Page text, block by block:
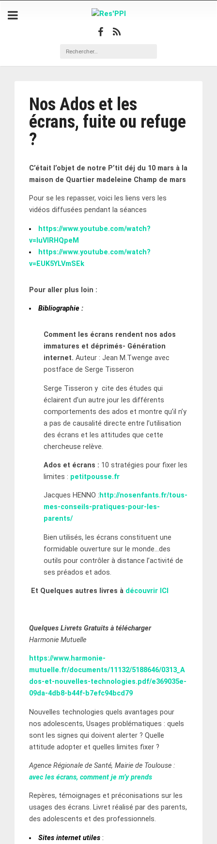
Nos Ados et les
écrans, fuite ou refuge
?
C’était l’objet de notre P’tit déj du 10 mars à la
maison de Quartier madeleine Champ de mars
Pour se les repasser, voici les liens vers les
vidéos diffusées pendant la séances
https://www.youtube.com/watch?
v=IuVlRHQpeM
https://www.youtube.com/watch?
v=EUK5YLVmSEk
Pour aller plus loin :
Bibliographie :
Comment les écrans rendent nos ados
immatures et déprimés- Génération
internet. Auteur : Jean M.Twenge avec
postface de Serge Tisseron
Serge Tisseron y cite des études qui
éclairent d’un autre jour les différents
comportements des ados et montre qu’il n’y
a pas de causalité directe entre l’utilisation
des écrans et les attitudes que cette
chercheuse relève.
Ados et écrans : 10 stratégies pour fixer les
limites : petitpousse.fr
Jacques HENNO : http://nosenfants.fr/tous-
mes-conseils-pratiques-pour-les-
parents/
Bien utilisés, les écrans constituent une
formidable ouverture sur le monde…des
outils pour contrôler à distance l’activité de
ses préados et ados.
Et Quelques autres livres à découvrir ICI
Quelques Livrets Gratuits à télécharger
Harmonie Mutuelle
https://www.harmonie-
mutuelle.fr/documents/11132/5188646/0313_A
dos-et-nouvelles-technologies.pdf/e369035e-
09da-4db8-b44f-b7efc94bcd79
Nouvelles technologies quels avantages pour
nos adolescents, Usages problématiques : quels
sont les signes qui doivent alerter ? Quelle
attitude adopter et quelles limites fixer ?
Agence Régionale de Santé, Mairie de Toulouse :
avec les écrans, comment je m’y prends
Repères, témoignages et préconisations sur les
usages des écrans. Livret réalisé par des parents,
des adolescents et des professionnels.
Sites internet utiles :